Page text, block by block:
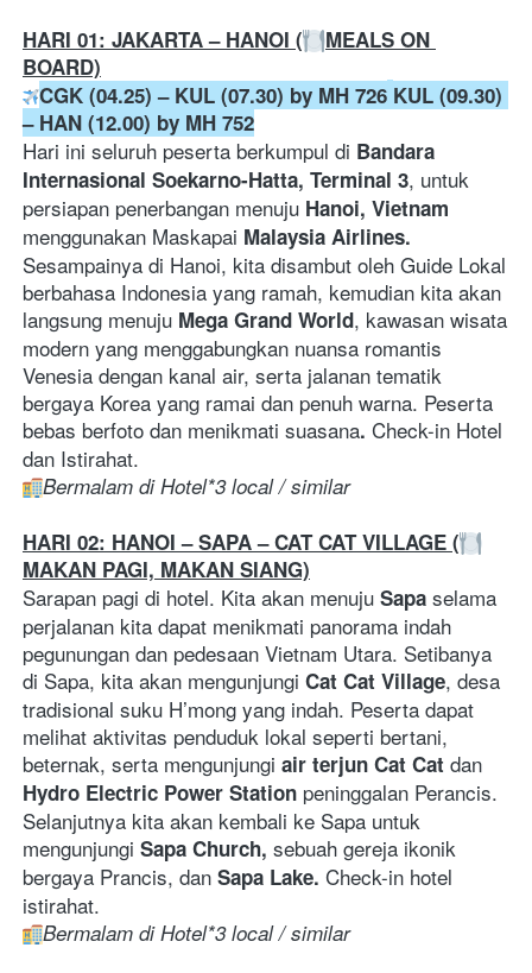
HARI 01: JAKARTA – HANOI (
MEALS ON
BOARD)
CGK (04.25) – KUL (07.30) by MH 726 KUL (09.30)
– HAN (12.00) by MH 752
Hari ini seluruh peserta berkumpul di Bandara
Internasional Soekarno-Hatta, Terminal 3, untuk
persiapan penerbangan menuju Hanoi, Vietnam
menggunakan Maskapai
Sesampainya di Hanoi, kita disambut oleh Guide Lokal
berbahasa Indonesia yang ramah, kemudian kita akan
langsung menuju Mega Grand World, kawasan wisata
modern yang menggabungkan nuansa romantis
Venesia dengan kanal air, serta jalanan tematik
bergaya Korea yang ramai dan penuh warna. Peserta
bebas berfoto dan menikmati suasana. Check-in Hotel
dan Istirahat.
Bermalam di Hotel*3 local / similar
HARI 02: HANOI – SAPA – CAT CAT VILLAGE (
MAKAN PAGI, MAKAN SIANG)
Sarapan pagi di hotel. Kita akan menuju Sapa selama
perjalanan kita dapat menikmati panorama indah
pegunungan dan pedesaan Vietnam Utara. Setibanya
di Sapa, kita akan mengunjungi Cat Cat Village, desa
tradisional suku H’mong yang indah. Peserta dapat
melihat aktivitas penduduk lokal seperti bertani,
beternak, serta mengunjungi air terjun Cat Cat
Hydro Electric Power Station peninggalan Perancis.
Selanjutnya kita akan kembali ke Sapa untuk
mengunjungi Sapa Church, sebuah gereja ikonik
bergaya Prancis, dan Sapa Lake. Check-in hotel
istirahat.
Bermalam di Hotel*3 local / similar